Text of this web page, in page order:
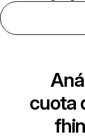
cuota